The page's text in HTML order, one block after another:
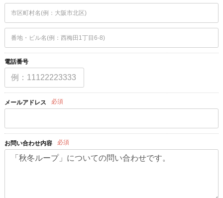
電話番号
メールアドレス 必須
お問い合わせ内容 必須